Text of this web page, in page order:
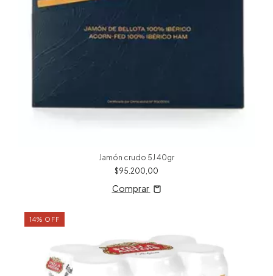
Jamón crudo 5J 40gr
$95.200,00
Comprar
14% OFF